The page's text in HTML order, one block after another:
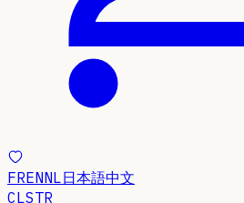
FRENNL日本語中文
CLSTR